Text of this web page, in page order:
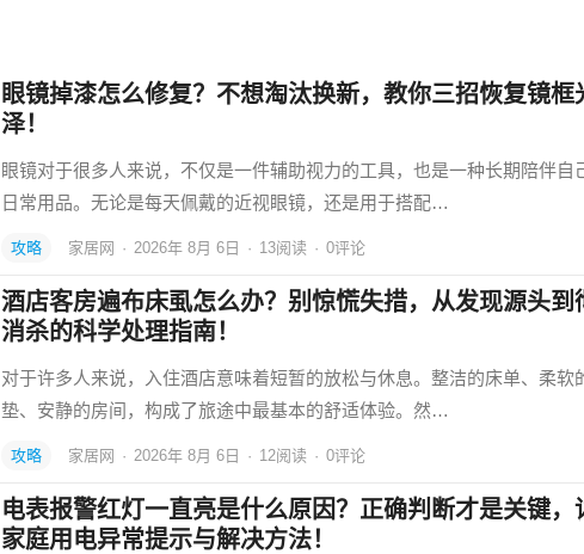
眼镜掉漆怎么修复？不想淘汰换新，教你三招恢复镜框
泽！
眼镜对于很多人来说，不仅是一件辅助视力的工具，也是一种长期陪伴自
日常用品。无论是每天佩戴的近视眼镜，还是用于搭配…
攻略 家居网 · 2026年 8月 6日 · 13阅读 · 0评论
酒店客房遍布床虱怎么办？别惊慌失措，从发现源头到
消杀的科学处理指南！
对于许多人来说，入住酒店意味着短暂的放松与休息。整洁的床单、柔软
垫、安静的房间，构成了旅途中最基本的舒适体验。然…
攻略 家居网 · 2026年 8月 6日 · 12阅读 · 0评论
电表报警红灯一直亮是什么原因？正确判断才是关键，
家庭用电异常提示与解决方法！